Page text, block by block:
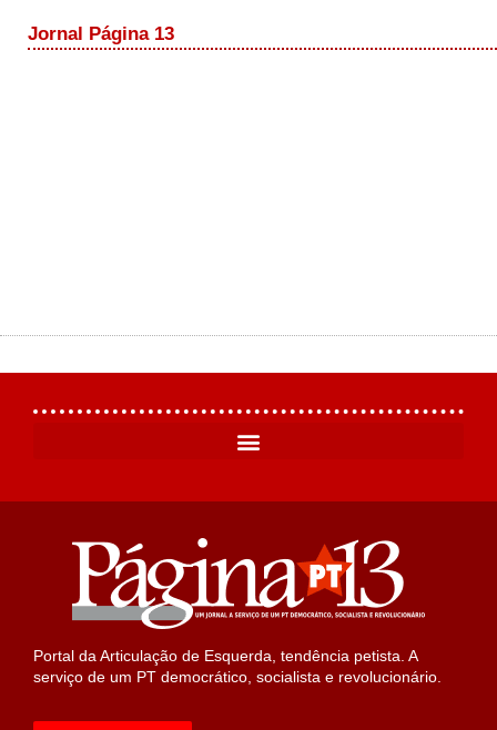
Jornal Página 13
Portal da Articulação de Esquerda, tendência petista. A
serviço de um PT democrático, socialista e revolucionário.